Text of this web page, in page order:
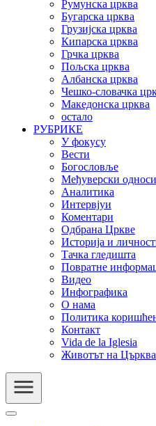
Румунска црква
Бугарска црква
Грузијска црква
Кипарска црква
Грчка црква
Пољска црква
Албанска црква
Чешко-словачка
Македонска црква
остало
РУБРИКЕ
У фокусу
Вести
Богословље
Међуверски односи
Аналитика
Интервјуи
Коментари
Одбрана Цркве
Историја и
Тачка гледишта
Повратне
Видео
Инфографика
О нама
Политика
Контакт
Vida de la Iglesia
Животът на